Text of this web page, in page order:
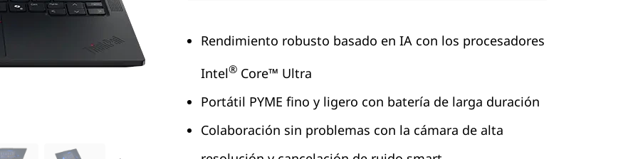
Rendimiento robusto basado en IA con los procesadores
Intel® Core™ Ultra
Portátil PYME fino y ligero con batería de larga duración
Colaboración sin problemas con la cámara de alta